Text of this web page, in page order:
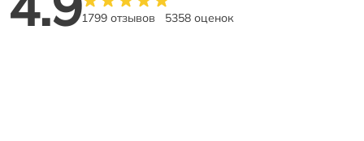
1799 отзывов 5358 оценок